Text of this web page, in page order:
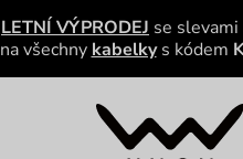
LETNÍ VÝPRODEJ se slevami
na všechny kabelky s kódem